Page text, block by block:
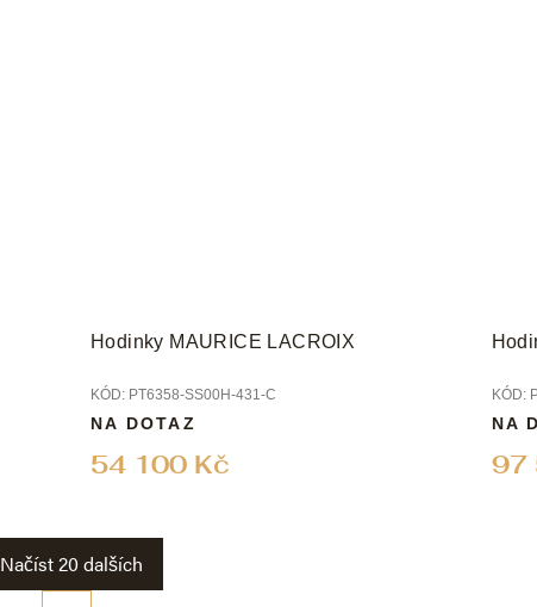
Hodinky MAURICE LACROIX
KÓD: PT6358-SS00H-431-C
54 100 Kč
NA DOTAZ
KÓD:
97
NA
Načíst 20 dalších
S